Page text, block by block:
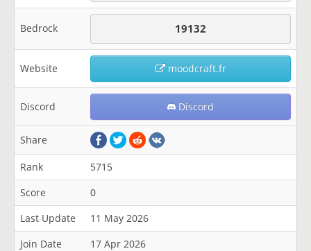
Bedrock 19132
Website moodcraft.fr
Discord Discord
Share
Rank
5715
Score
0
Last Update
11 May 2026
Join Date
17 Apr 2026